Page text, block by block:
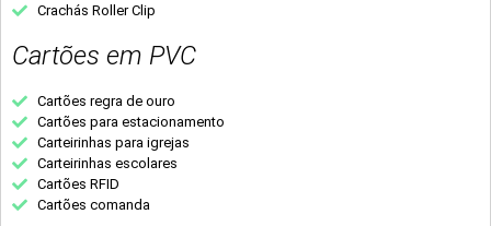
Crachás Roller Clip
Cartões em PVC
Cartões regra de ouro
Cartões para estacionamento
Carteirinhas para igrejas
Carteirinhas escolares
Cartões RFID
Cartões comanda